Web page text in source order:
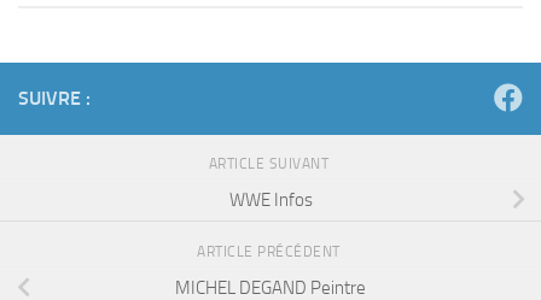
SUIVRE :
ARTICLE SUIVANT
WWE Infos
ARTICLE PRÉCÉDENT
MICHEL DEGAND Peintre